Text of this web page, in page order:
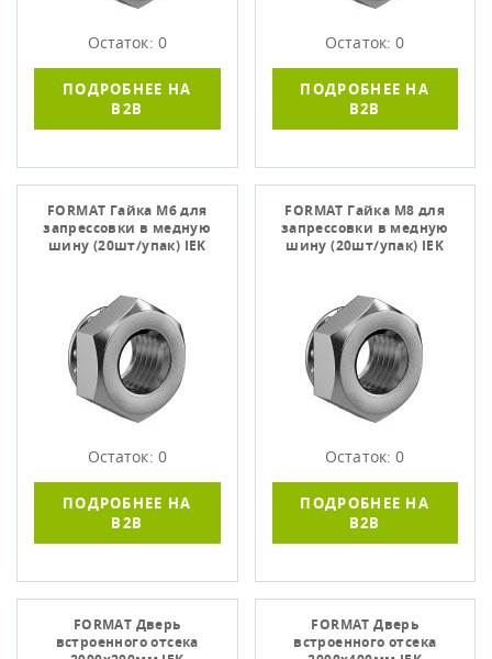
Остаток: 0
ПОДРОБНЕЕ НА
B2B
Остаток: 0
ПОДРОБНЕЕ НА
B2B
FORMAT Гайка М6 для
запрессовки в медную
шину (20шт/упак) IEK
Остаток: 0
ПОДРОБНЕЕ НА
B2B
FORMAT Гайка М8 для
запрессовки в медную
шину (20шт/упак) IEK
Остаток: 0
ПОДРОБНЕЕ НА
B2B
FORMAT Дверь
встроенного отсека
FORMAT Дверь
встроенного отсека